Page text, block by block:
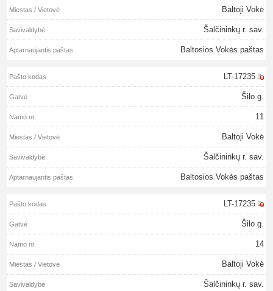
Baltoji Vokė
Šalčininkų r. sav.
Baltosios Vokės paštas
LT-17235
Šilo g.
11
Baltoji Vokė
Šalčininkų r. sav.
Baltosios Vokės paštas
LT-17235
Šilo g.
14
Baltoji Vokė
Šalčininkų r. sav.